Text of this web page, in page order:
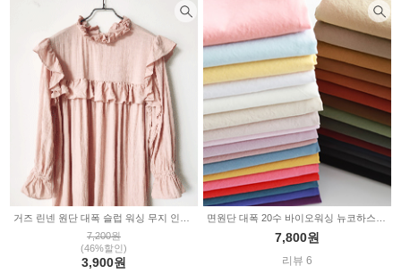
7,200원
(46%할인)
3,900원
7,800원
리뷰 6